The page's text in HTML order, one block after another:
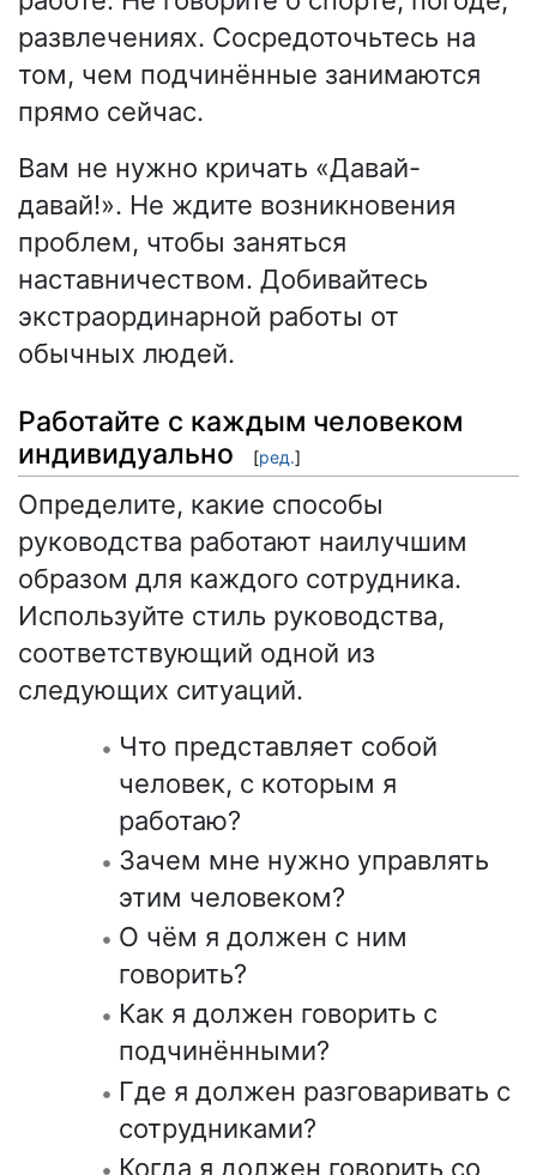
развлечениях. Сосредоточьтесь на
том, чем подчинённые занимаются
прямо сейчас.
Вам не нужно кричать «Давай-
давай!». Не ждите возникновения
проблем, чтобы заняться
наставничеством. Добивайтесь
экстраординарной работы от
обычных людей.
Работайте с каждым человеком
индивидуально
[ред.]
Определите, какие способы
руководства работают наилучшим
образом для каждого сотрудника.
Используйте стиль руководства,
соответствующий одной из
следующих ситуаций.
Что представляет собой
человек, с которым я
работаю?
Зачем мне нужно управлять
этим человеком?
О чём я должен с ним
говорить?
Как я должен говорить с
подчинёнными?
Где я должен разговаривать с
сотрудниками?
Когда я должен говорить со